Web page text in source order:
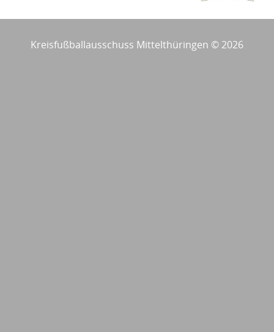
Kreisfußballausschuss Mittelthüringen © 2026